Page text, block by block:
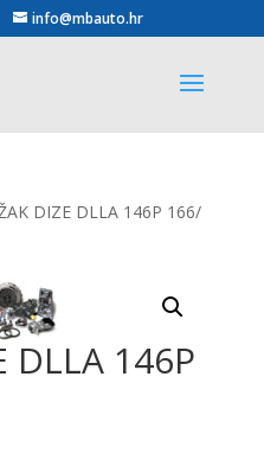
info@mbauto.hr
DIZE DLLA 146P 166/
DLLA 146P